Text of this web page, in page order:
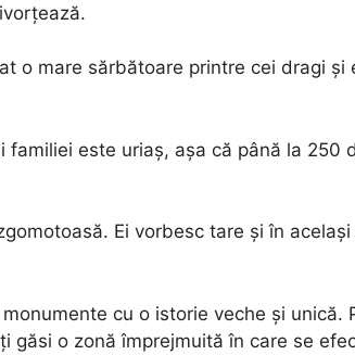
o mare sărbătoare printre cei dragi și
familiei este uriaș, așa că până la 250
Ei vorbesc tare și în
cu o istorie veche și unică.
găsi o zonă împrejmuită în care se